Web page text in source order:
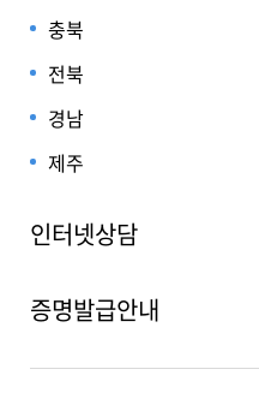
충북
전북
경남
제주
인터넷상담
증명발급안내